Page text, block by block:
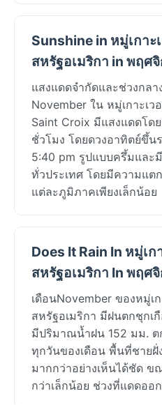
Sunshine in หมู่เกาะ
สหรัฐอเมริกา in พฤศ
แสงแดดจำกัดและช่วงกล
November ใน หมู่เกาะเว
Saint Croix มีแสงแดดโดย
ชั่วโมง โดยดวงอาทิตย์ขึ้น
5:40 pm รูปแบบครึ้มและ
ทั่วประเทศ โดยมีความแต
แต่ละภูมิภาคเพียงเล็กน้อย
Does It Rain In หมู่เก
สหรัฐอเมริกา In พฤศ
เดือนNovember ของหมู่เ
สหรัฐอเมริกา มีฝนตกชุกเ
มีปริมาณน้ำฝน 152 มม. ต
ทุกวันของเดือน พื้นที่ชายฝั่
มากกว่าอย่างเห็นได้ชัด
กว่าเล็กน้อย ช่วงที่แดดอ